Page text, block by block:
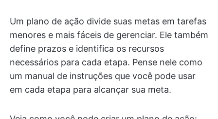
Um plano de ação divide suas metas em tarefas
menores e mais fáceis de gerenciar. Ele também
define prazos e identifica os recursos
necessários para cada etapa. Pense nele como
um manual de instruções que você pode usar
em cada etapa para alcançar sua meta.